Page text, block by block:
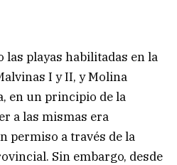
playas habilitadas en la
I y II, y Molina
en un principio de la
a las mismas era
permiso a través de la
Sin embargo, desde